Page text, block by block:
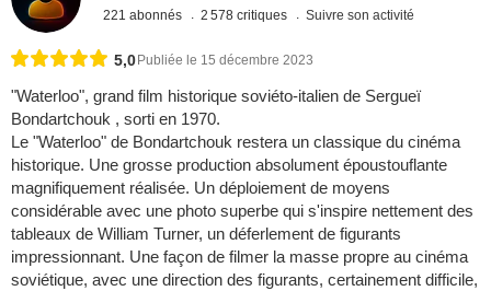
221 abonnés 2 578 critiques Suivre son activité
5,0 Publiée le 15 décembre 2023
"Waterloo", grand film historique soviéto-italien de Sergueï
Bondartchouk , sorti en 1970.
Le "Waterloo" de Bondartchouk restera un classique du cinéma
historique. Une grosse production absolument époustouflante
magnifiquement réalisée. Un déploiement de moyens
considérable avec une photo superbe qui s'inspire nettement des
tableaux de William Turner, un déferlement de figurants
impressionnant. Une façon de filmer la masse propre au cinéma
soviétique, avec une direction des figurants, certainement difficile,